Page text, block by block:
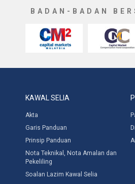
BADAN-BADAN
KAWAL SELIA
Akta
Garis Panduan
Prinsip Panduan
Nota Teknikal, Nota Amalan dan
Pekeliling
Soalan Lazim Kawal Selia